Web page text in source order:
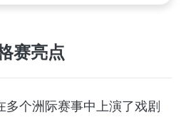
赛亮点
多个洲际赛事中上演了戏剧